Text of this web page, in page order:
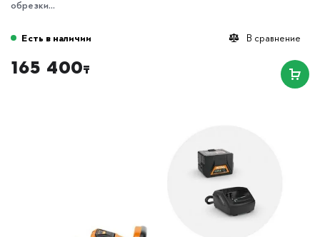
обрезки...
В сравнение
Есть в наличии
165 400₸